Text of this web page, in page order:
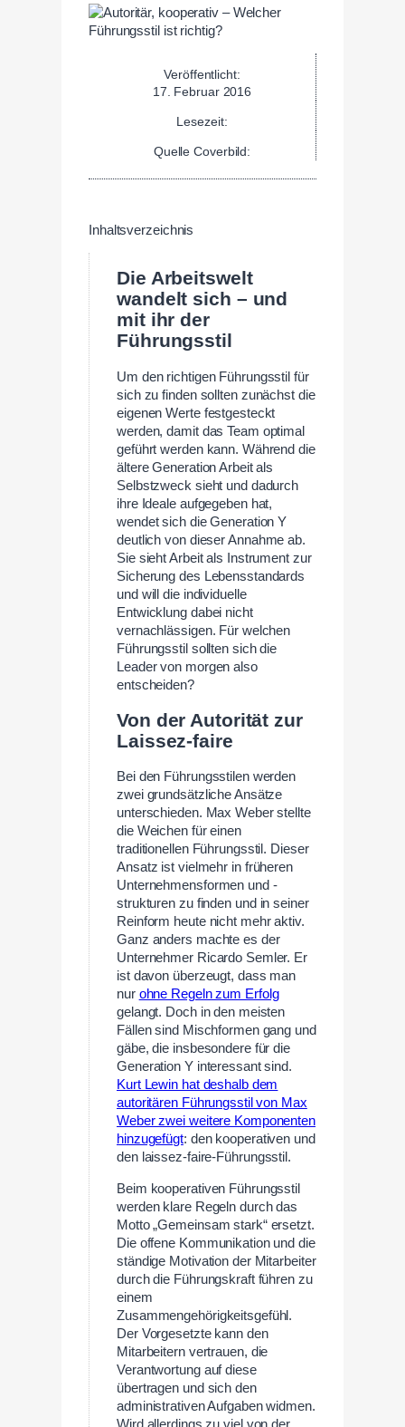
Veröffentlicht:
17. Februar 2016
Lesezeit:
Quelle Coverbild:
Inhaltsverzeichnis
Die Arbeitswelt
wandelt sich – und
mit ihr der
Führungsstil
Um den richtigen Führungsstil für
sich zu finden sollten zunächst die
eigenen Werte festgesteckt
werden, damit das Team optimal
geführt werden kann. Während die
ältere Generation Arbeit als
Selbstzweck sieht und dadurch
ihre Ideale aufgegeben hat,
wendet sich die Generation Y
deutlich von dieser Annahme ab.
Sie sieht Arbeit als Instrument zur
Sicherung des Lebensstandards
und will die individuelle
Entwicklung dabei nicht
vernachlässigen. Für welchen
Führungsstil sollten sich die
Leader von morgen also
entscheiden?
Von der Autorität zur
Laissez-faire
Bei den Führungsstilen werden
zwei grundsätzliche Ansätze
unterschieden. Max Weber stellte
die Weichen für einen
traditionellen Führungsstil. Dieser
Ansatz ist vielmehr in früheren
Unternehmensformen und -
strukturen zu finden und in seiner
Reinform heute nicht mehr aktiv.
Ganz anders machte es der
Unternehmer Ricardo Semler. Er
ist davon überzeugt, dass man
nur ohne Regeln zum Erfolg
gelangt. Doch in den meisten
Fällen sind Mischformen gang und
gäbe, die insbesondere für die
Generation Y interessant sind.
Kurt Lewin hat deshalb dem
autoritären Führungsstil von Max
Weber zwei weitere Komponenten
hinzugefügt: den kooperativen und
den laissez-faire-Führungsstil.
Beim kooperativen Führungsstil
werden klare Regeln durch das
Motto „Gemeinsam stark“ ersetzt.
Die offene Kommunikation und die
ständige Motivation der Mitarbeiter
durch die Führungskraft führen zu
einem
Zusammengehörigkeitsgefühl.
Der Vorgesetzte kann den
Mitarbeitern vertrauen, die
Verantwortung auf diese
übertragen und sich den
administrativen Aufgaben widmen.